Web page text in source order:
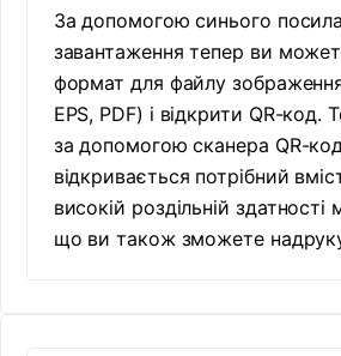
За допомогою синього
завантаження тепер ви
формат для файлу
EPS, PDF) і відкрити QR-код.
за допомогою сканера QR-
відкривається потрібний
високій роздільній
що ви також зможете